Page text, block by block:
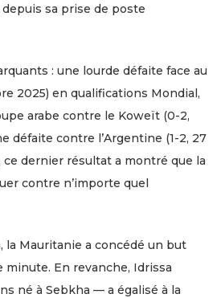
sa prise de poste
: une lourde défaite face au
2025) en qualifications Mondial,
arabe contre le Koweït (0-2,
défaite contre l’Argentine (1-2, 27
ce dernier résultat a montré que la
contre n’importe quel
la Mauritanie a concédé un but
minute. En revanche, Idrissa
né à Sebkha — a égalisé à la